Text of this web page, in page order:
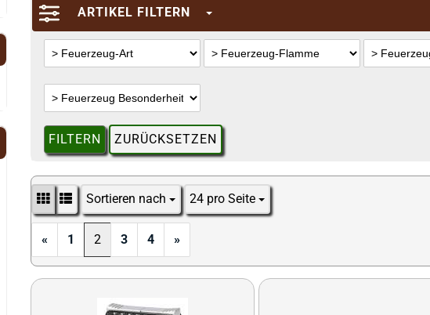
ARTIKEL FILTERN
FILTERN ZURÜCKSETZEN
Sortieren nach
Sortieren nach 24 pro Seite
pro Seite
« 1 2 3 4 »